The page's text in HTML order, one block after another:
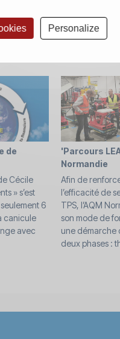
de
Cécile
» s’est
6
canicule
avec
'Parcours
Normandie
Afin de
l’efficacité de
TPS, l’AQM
son mode de
une démarche
deux phases :
Personalize